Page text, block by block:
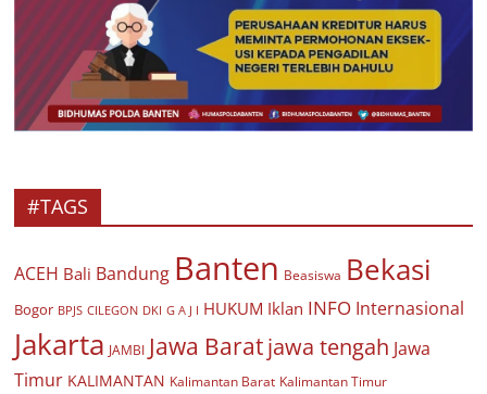
#TAGS
ACEH Bali Bandung Banten Beasiswa Bekasi
Bogor BPJS CILEGON DKI G A J I HUKUM Iklan INFO Internasional
Jakarta JAMBI Jawa Baratjawa tengah Jawa
Timur KALIMANTAN Kalimantan Barat Kalimantan Timur